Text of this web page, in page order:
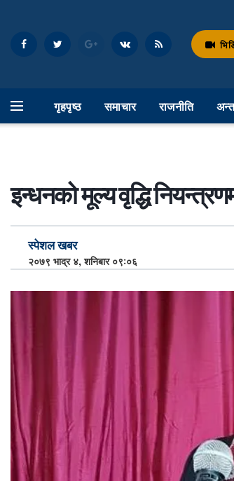
गृहपृष्ठ समाचार राजनीति
इन्धनको मूल्य वृद्धि
स्पेशल खबर
२०७९ भाद्र ४, शनिबार ०९:०६